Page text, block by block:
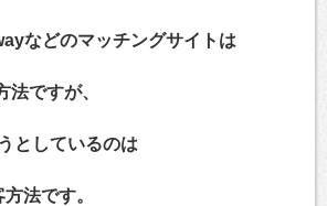
などのマッチングサイトは
法ですが、
としているのは
法です。